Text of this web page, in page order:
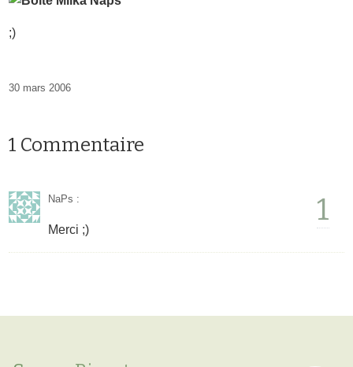
;)
30 mars 2006
1 Commentaire
1
NaPs :
Merci ;)